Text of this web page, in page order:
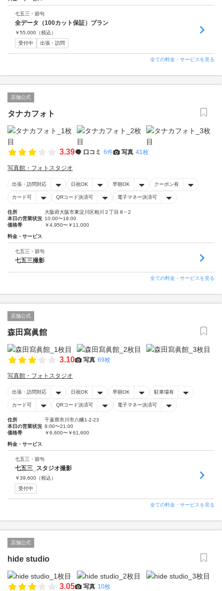
七五三・節句
全データ（100カット保証）プラン
￥55,000 （税込）
受付中
出張・訪問
全ての料金・サービスを見る
店舗公式
タナカフォト
3.39 口コミ 6件 写真 41枚
写真館・フォトスタジオ
出張・訪問対応 日祝OK 早朝OK クーポン有
カード可 QRコード決済可 電子マネー決済可
住所
大阪府大阪市東淀川区相川２丁目８−２
本日の営業状況 10:00〜18:00
価格帯
￥4,950〜￥11,000
料金・サービス
七五三・節句
七五三撮影
全ての料金・サービスを見る
店舗公式
森田寫眞館
3.10 写真 69枚
写真館・フォトスタジオ
出張・訪問対応 日祝OK 早朝OK 駐車場有
カード可 QRコード決済可 電子マネー決済可
住所
千葉県市川市八幡1-2-23
本日の営業状況 8:00〜21:00
価格帯
￥6,600〜￥61,600
料金・サービス
七五三・節句
七五三_スタジオ撮影
￥39,600 （税込）
受付中
全ての料金・サービスを見る
店舗公式
hide studio
3.05 写真 10枚